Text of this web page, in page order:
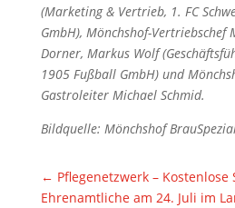
(Marketing & Vertrieb, 1. FC
GmbH), Mönchshof-Vertriebschef
Dorner, Markus Wolf
1905 Fußball GmbH) und
Gastroleiter Michael Schmid.
Bildquelle: Mönchshof
← Pflegenetzwerk –
Ehrenamtliche am 24. Juli im